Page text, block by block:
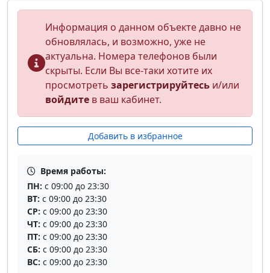
Информация о данном объекте давно не
обновлялась, и возможно, уже не
актуальна. Номера телефонов были
скрыты. Если Вы все-таки хотите их
просмотреть зарегистрируйтесь и/или
войдите в ваш кабинет.
Добавить в избранное
Время работы:
ПН: с 09:00 до 23:30
ВТ: с 09:00 до 23:30
СР: с 09:00 до 23:30
ЧТ: с 09:00 до 23:30
ПТ: с 09:00 до 23:30
СБ: с 09:00 до 23:30
ВС: с 09:00 до 23:30